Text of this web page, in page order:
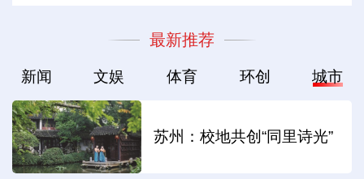
最新推荐
新闻 文娱 体育 环创 城市
苏州：校地共创“同里诗光”